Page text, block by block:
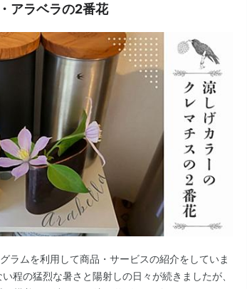
アラベラの2番花
ラムを利用して商品・サービスの紹介をしていま
程の猛烈な暑さと陽射しの日々が続きましたが、